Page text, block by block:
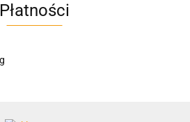
AC EasyLine
Płatności